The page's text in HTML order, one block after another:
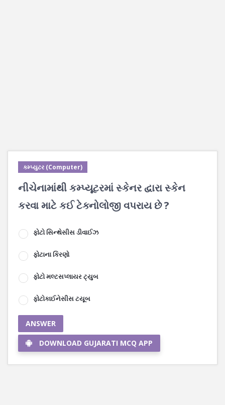
કમ્પ્યુટર (Computer)
નીચેનામાંથી કમ્પ્યૂટરમાં સ્કેનર દ્વારા સ્કેન
કરવા માટે કઈ ટેક્નોલોજી વપરાય છે ?
ફોટો સિન્થેસીસ ડીવાઈઝ
ફોટાના કિરણો
ફોટો મલ્ટસપ્લાયર ટ્યુબ
ફોટોકાઈનેસીસ ટયૂબ
ANSWER
DOWNLOAD GUJARATI MCQ APP